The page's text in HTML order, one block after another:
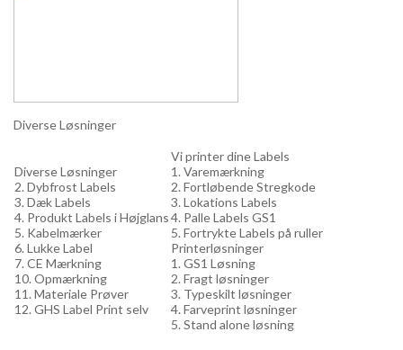
Diverse Løsninger
Diverse Løsninger
2. Dybfrost Labels
3. Dæk Labels
4. Produkt Labels i Højglans
5. Kabelmærker
6. Lukke Label
7. CE Mærkning
10. Opmærkning
11. Materiale Prøver
12. GHS Label Print selv
Vi printer dine Labels
1. Varemærkning
2. Fortløbende Stregkode
3. Lokations Labels
4. Palle Labels GS1
5. Fortrykte Labels på ruller
Printerløsninger
1. GS1 Løsning
2. Fragt løsninger
3. Typeskilt løsninger
4. Farveprint løsninger
5. Stand alone løsning